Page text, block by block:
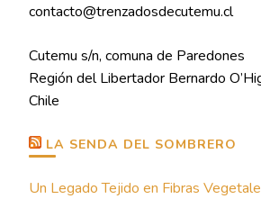
contacto@trenzadosdecutemu.cl
Cutemu s/n, comuna de Paredones
Región del Libertador Bernardo
Chile
LA SENDA DEL SOMBRERO
Un Legado Tejido en Fibras